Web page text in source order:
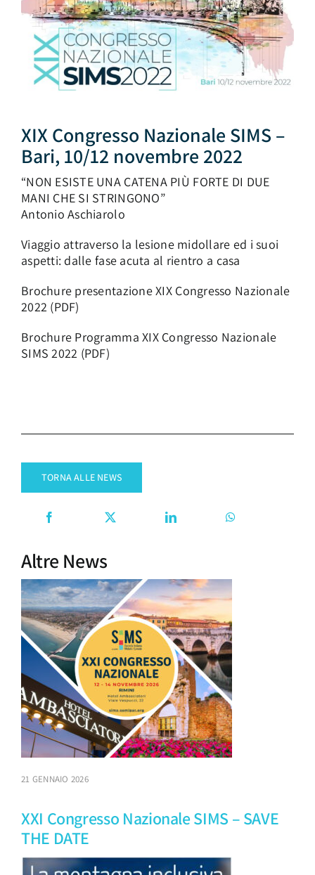
AREA SOCI
XIX Congresso Nazionale SIMS –
Bari, 10/12 novembre 2022
“NON ESISTE UNA CATENA PIÙ FORTE DI DUE
MANI CHE SI STRINGONO”
Antonio Aschiarolo
Viaggio attraverso la lesione midollare ed i suoi
aspetti: dalle fase acuta al rientro a casa
Brochure presentazione XIX Congresso Nazionale
2022 (PDF)
Brochure Programma XIX Congresso Nazionale
SIMS 2022 (PDF)
TORNA ALLE NEWS
Altre News
XXI Congresso Nazionale SIMS – SAVE
THE DATE
21 GENNAIO 2026